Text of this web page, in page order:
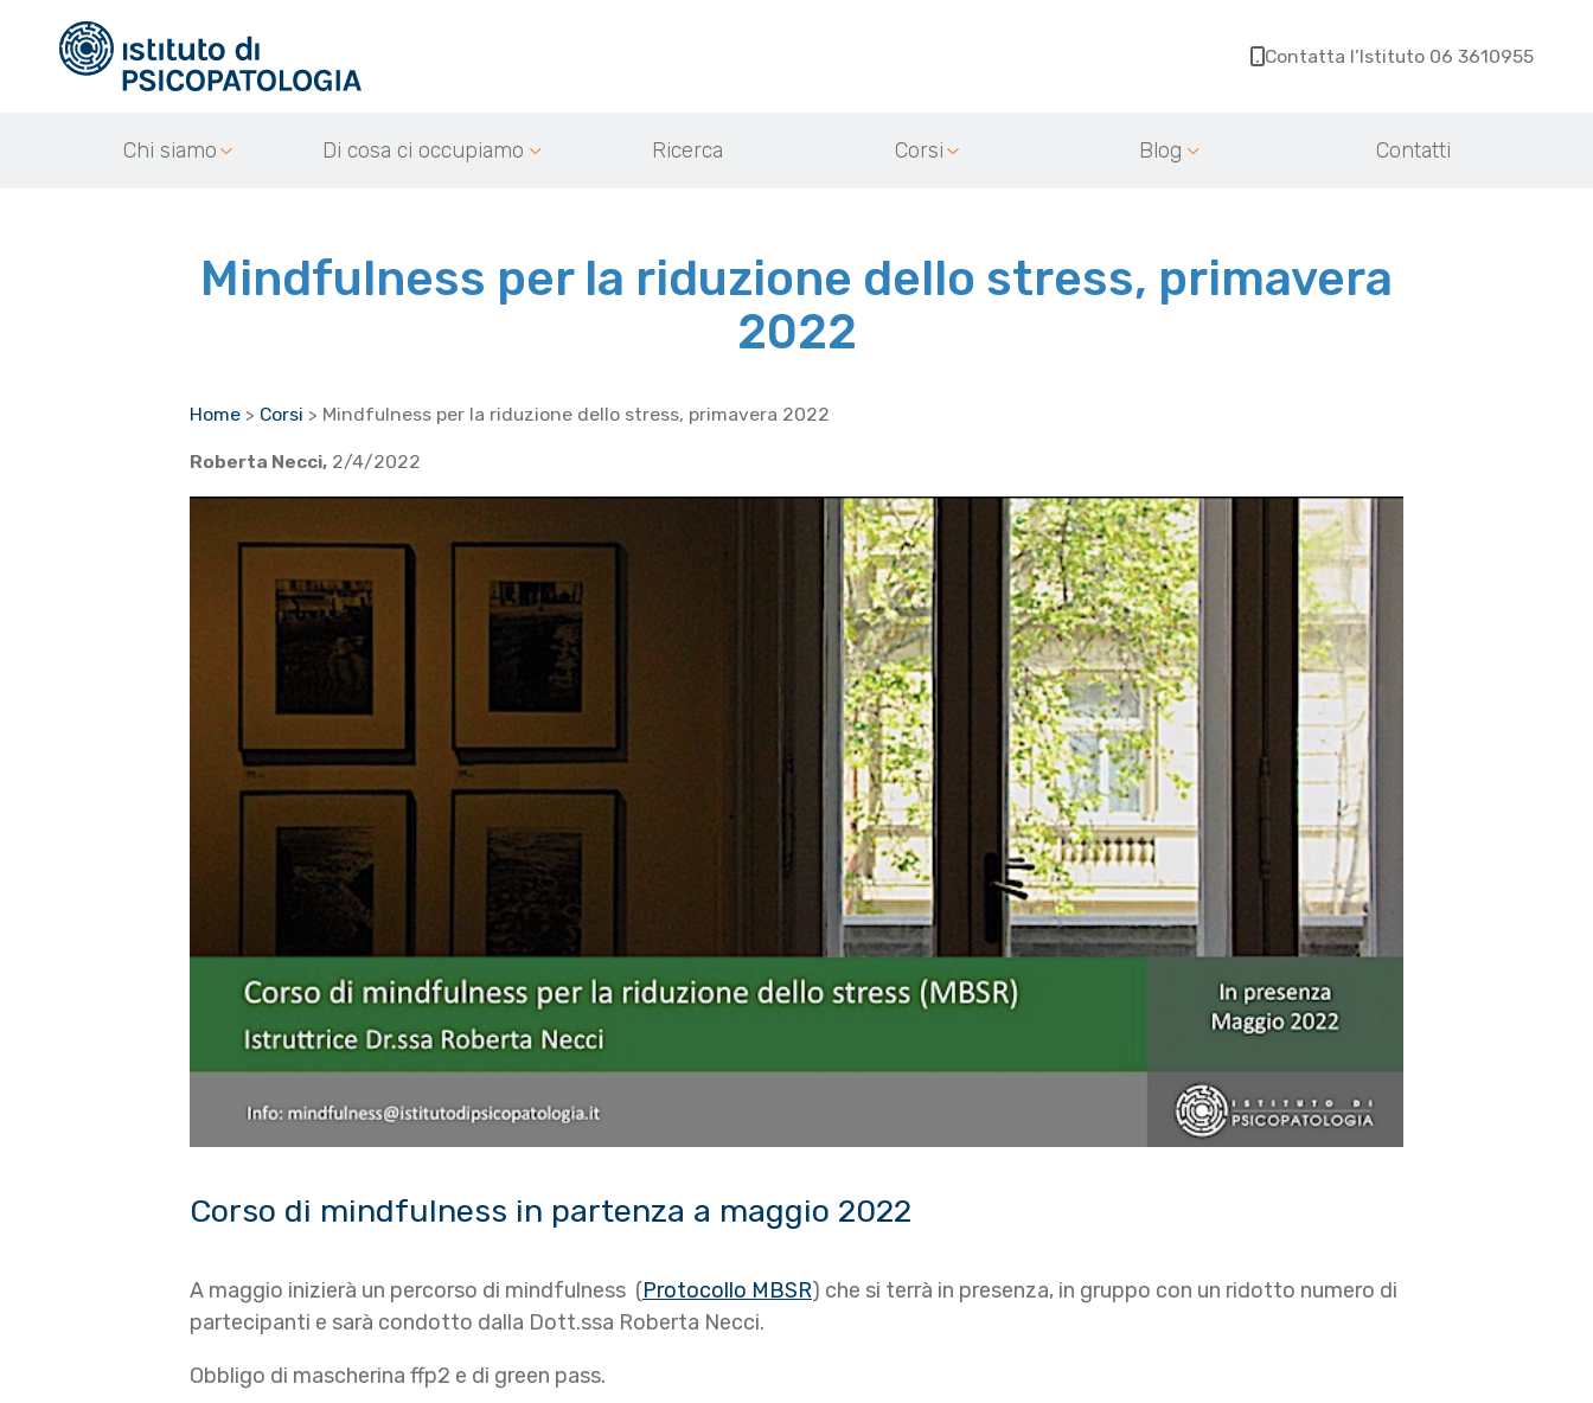
Contatta l’Istituto 06 3610955
Chi siamo Di cosa ci occupiamo Ricerca Corsi Blog Contatti
Mindfulness per la riduzione dello stress, primavera
2022
Home > Corsi > Mindfulness per la riduzione dello stress, primavera 2022
Roberta Necci, 2/4/2022
Corso di mindfulness in partenza a maggio 2022
A maggio inizierà un percorso di mindfulness (Protocollo MBSR) che si terrà in presenza, in gruppo con un ridotto numero di
partecipanti e sarà condotto dalla Dott.ssa Roberta Necci.
Obbligo di mascherina ffp2 e di green pass.